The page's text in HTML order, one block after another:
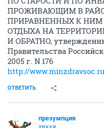
ПРОЖИВАЮЩИМ В
ПРИРАВНЕННЫХ К НИМ
ОТДЫХА НА
И ОБРАТНО,
Правительства
2005 г. N 176
http://
ОТВЕТИТЬ
презумпция
хикки